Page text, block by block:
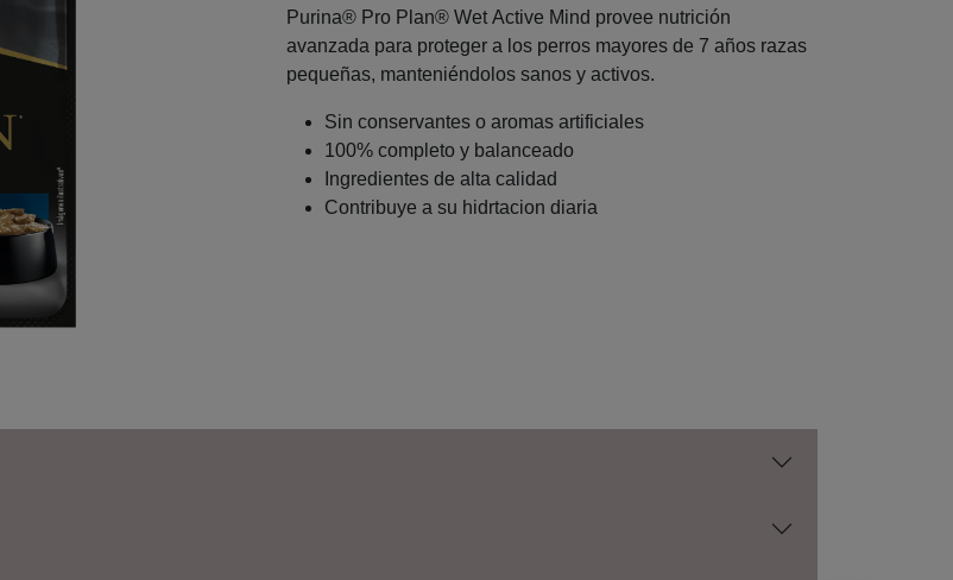
Purina® Pro Plan® Wet Active Mind provee nutrición
avanzada para proteger a los perros mayores de 7 años razas
pequeñas, manteniéndolos sanos y activos.
Sin conservantes o aromas artificiales
100% completo y balanceado
Ingredientes de alta calidad
Contribuye a su hidrtacion diaria